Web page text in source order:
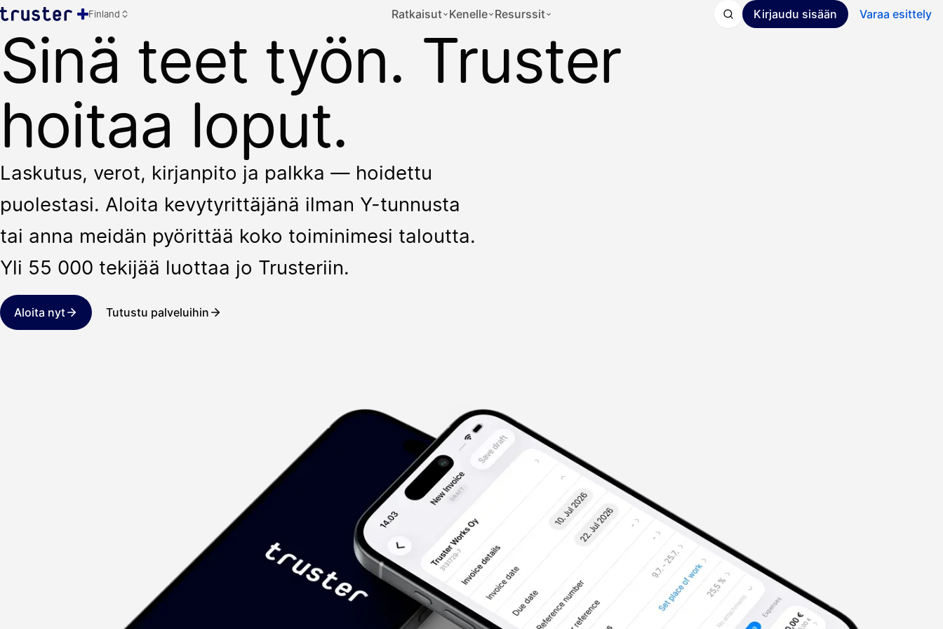
Finland Ratkaisut Kenelle Resurssit Kirjaudu sisään Varaa esittely
Sinä teet työn. Truster
hoitaa loput.
Laskutus, verot, kirjanpito ja palkka — hoidettu
puolestasi. Aloita kevytyrittäjänä ilman Y-tunnusta
tai anna meidän pyörittää koko toiminimesi taloutta.
Yli 55 000 tekijää luottaa jo Trusteriin.
Aloita nyt Tutustu palveluihin